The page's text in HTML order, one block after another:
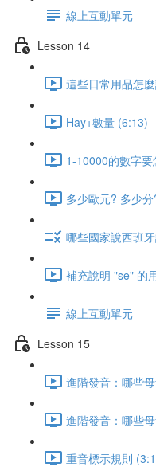
線上互動單元
Lesson 14
這些日常用品怎
Hay+數量 (6:13)
1-10000的數字
多少歐元? 多少
哪些國家說西班
補充說明 "se" 的
線上互動單元
Lesson 15
進階發音：哪些
進階發音：哪些
重音標示規則